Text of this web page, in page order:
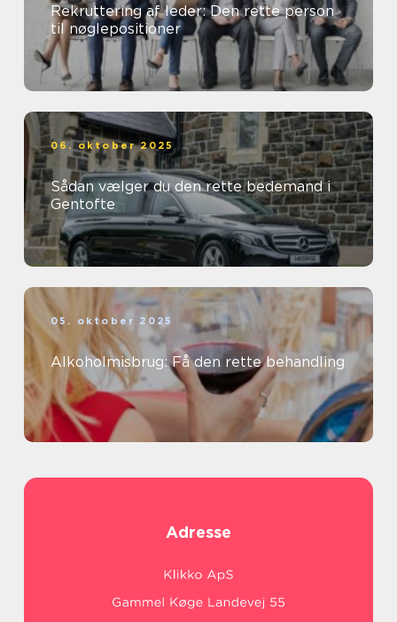
Rekruttering af leder: Den rette person
til nøglepositioner
06. oktober 2025
Sådan vælger du den rette bedemand i
Gentofte
05. oktober 2025
Alkoholmisbrug: Få den rette behandling
Adresse